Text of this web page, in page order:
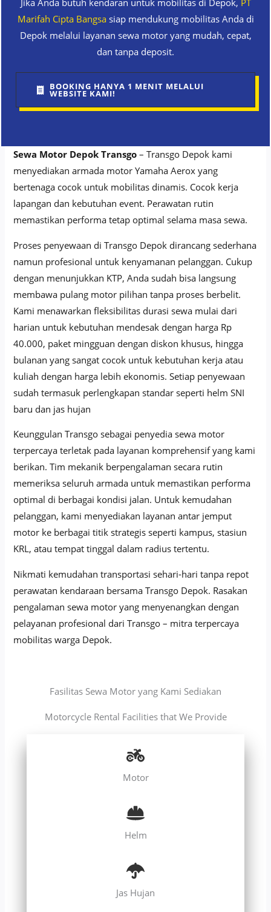
Jika Anda butuh kendaran untuk mobilitas di Depok, PT
Marifah Cipta Bangsasiap mendukung mobilitas Anda di
Depok melalui layanan sewa motor yang mudah, cepat,
dan tanpa deposit.
BOOKING HANYA 1 MENIT MELALUI
WEBSITE KAMI!
Sewa Motor Depok Transgo – Transgo Depok kami
menyediakan armada motor Yamaha Aerox yang
bertenaga cocok untuk mobilitas dinamis. Cocok kerja
lapangan dan kebutuhan event. Perawatan rutin
memastikan performa tetap optimal selama masa sewa.
Proses penyewaan di Transgo Depok dirancang sederhana
namun profesional untuk kenyamanan pelanggan. Cukup
dengan menunjukkan KTP, Anda sudah bisa langsung
membawa pulang motor pilihan tanpa proses berbelit.
Kami menawarkan fleksibilitas durasi sewa mulai dari
harian untuk kebutuhan mendesak dengan harga Rp
40.000, paket mingguan dengan diskon khusus, hingga
bulanan yang sangat cocok untuk kebutuhan kerja atau
kuliah dengan harga lebih ekonomis. Setiap penyewaan
sudah termasuk perlengkapan standar seperti helm SNI
baru dan jas hujan
Keunggulan Transgo sebagai penyedia sewa motor
terpercaya terletak pada layanan komprehensif yang kami
berikan. Tim mekanik berpengalaman secara rutin
memeriksa seluruh armada untuk memastikan performa
optimal di berbagai kondisi jalan. Untuk kemudahan
pelanggan, kami menyediakan layanan antar jemput
motor ke berbagai titik strategis seperti kampus, stasiun
KRL, atau tempat tinggal dalam radius tertentu.
Nikmati kemudahan transportasi sehari-hari tanpa repot
perawatan kendaraan bersama Transgo Depok. Rasakan
pengalaman sewa motor yang menyenangkan dengan
pelayanan profesional dari Transgo – mitra terpercaya
mobilitas warga Depok.
Fasilitas Sewa Motor yang Kami Sediakan
Motorcycle Rental Facilities that We Provide
Motor
Helm
Jas Hujan